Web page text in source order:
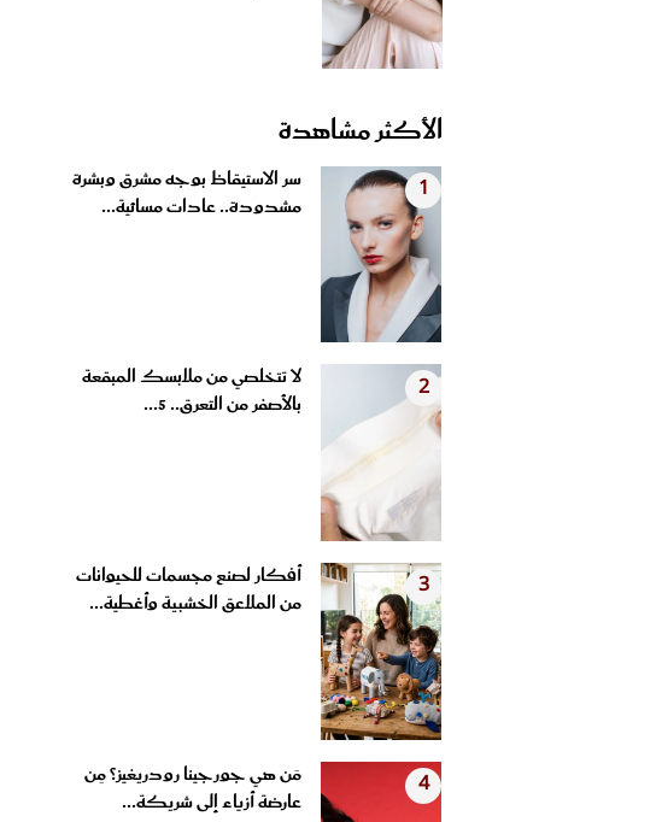
الأكثر مشاهدة
1
سر الاستيقاظ بوجه مشرق وبشرة
مشدودة.. عادات مسائية...
2
لا تتخلصي من ملابسك المبقعة
بالأصفر من التعرق.. 5...
3
أفكار لصنع مجسمات للحيوانات
من الملاعق الخشبية وأغطية...
4
مَن هي جورجينا رودريغيز؟ مِن
عارضة أزياء إلى شريكة...